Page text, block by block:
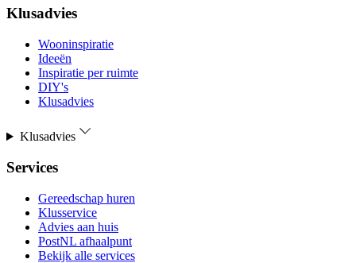
Klusadvies
Wooninspiratie
Ideeën
Inspiratie per ruimte
DIY's
Klusadvies
Klusadvies
Services
Gereedschap huren
Klusservice
Advies aan huis
PostNL afhaalpunt
Bekijk alle services